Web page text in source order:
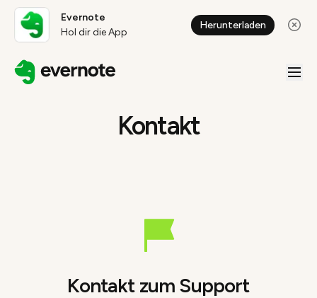
Evernote
Hol dir die App
Herunterladen
Kontakt
Kontakt zum Support